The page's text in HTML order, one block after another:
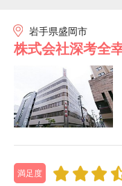
岩手県盛岡市
株式会社深考全
満足度